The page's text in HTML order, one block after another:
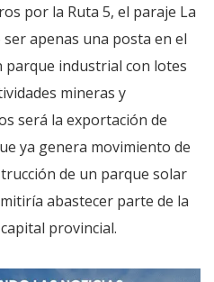
por la Ruta 5, el paraje La
apenas una posta en el
parque industrial con lotes
mineras y
será la exportación de
ya genera movimiento de
de un parque solar
abastecer parte de la
provincial.